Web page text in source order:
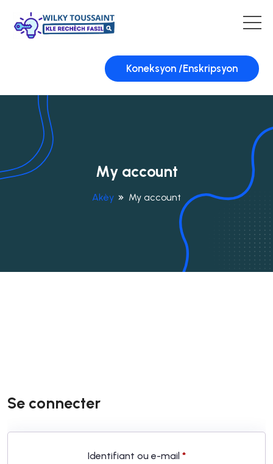
Koneksyon /Enskripsyon
My account
Akèy My account
Se connecter
Identifiant ou e-mail *Obligatoire